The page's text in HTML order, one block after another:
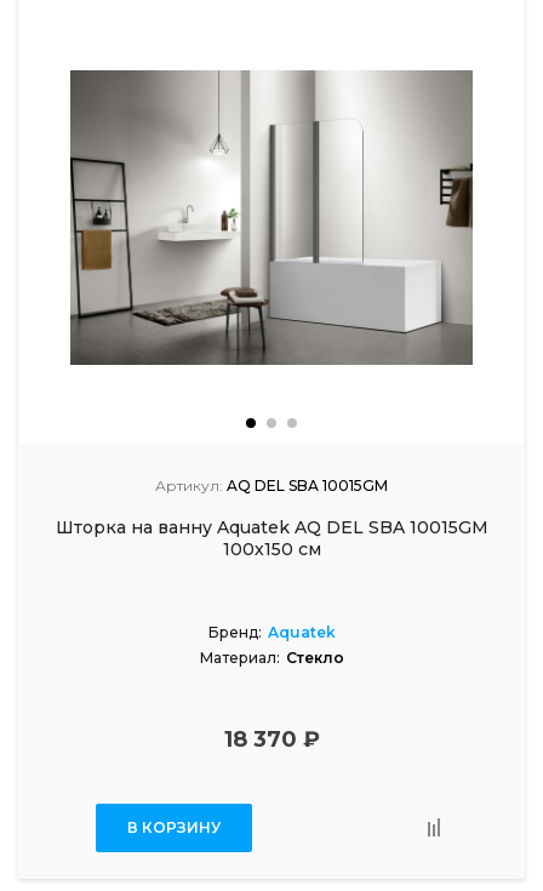
Артикул: AQ DEL SBA 10015GM
Шторка на ванну Aquatek AQ DEL SBA 10015GM
100х150 см
Бренд: Aquatek
Материал: Стекло
18 370 ₽
В КОРЗИНУ